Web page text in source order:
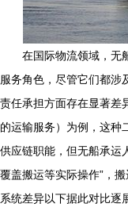
在国际物流领域，无
服务角色，尽管它们都涉
责任承担方面存在显著差
的运输服务）为例，这种
供应链职能，但无船承运
覆盖搬运等实际操作”，
系统差异以下据此对比逐